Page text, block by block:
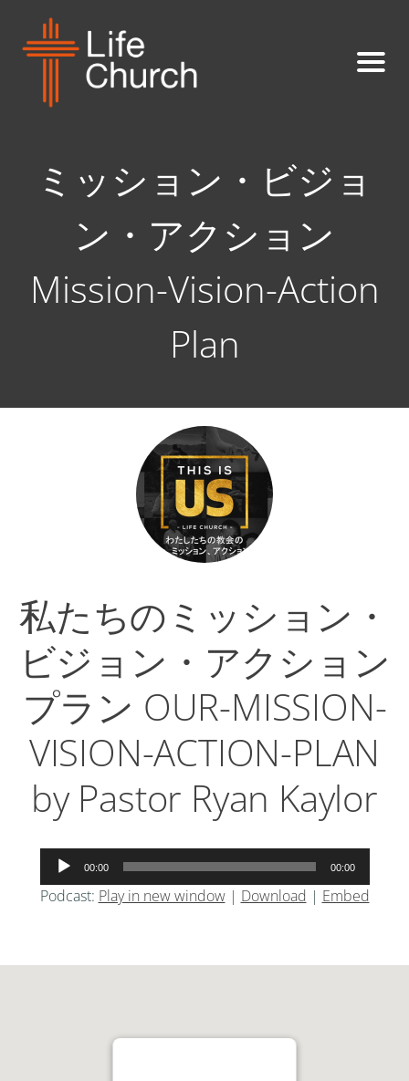
ミッション・ビジョ
ン・アクション
Mission-Vision-Action
Plan
私たちのミッション・
ビジョン・アクション
プラン OUR-MISSION-
VISION-ACTION-PLAN
by Pastor Ryan Kaylor
声
プ
ヤ
00:00 00:00
Podcast: Play in new window| Download | Embed